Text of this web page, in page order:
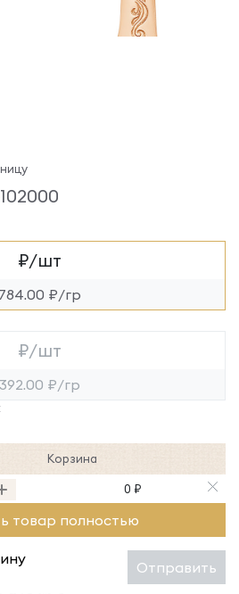
₽/шт
784.00 ₽/гр
₽/шт
392.00 ₽/гр
Корзина
0 ₽
товар полностью
Отправить